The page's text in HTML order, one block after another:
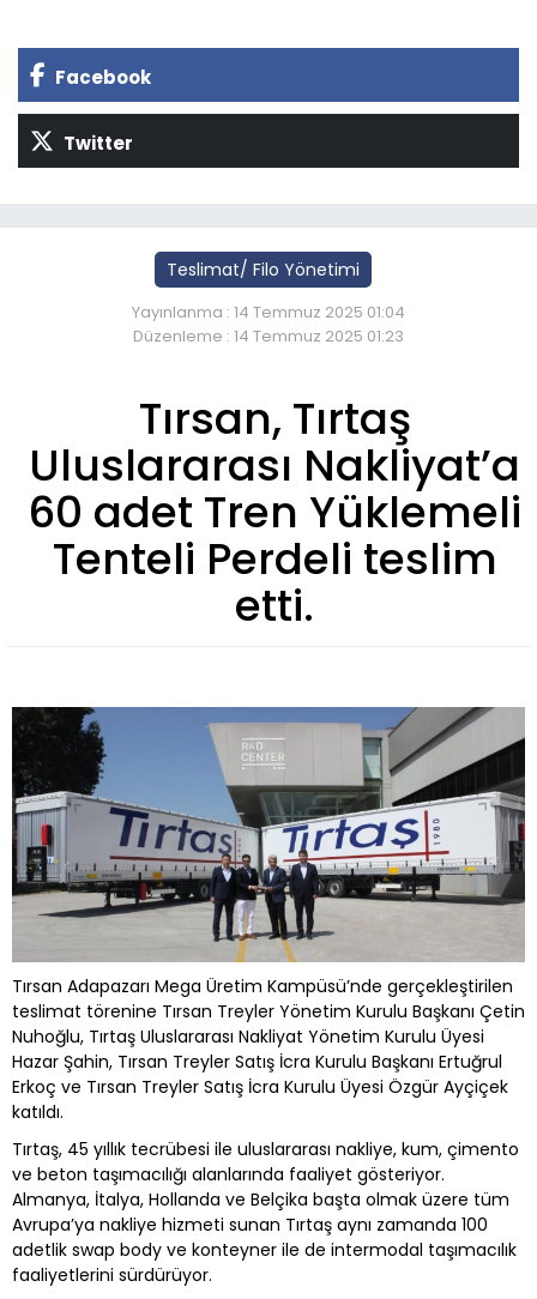
Facebook
Twitter
Teslimat/ Filo Yönetimi
Yayınlanma : 14 Temmuz 2025 01:04
Düzenleme : 14 Temmuz 2025 01:23
Tırsan, Tırtaş
Uluslararası Nakliyat’a
60 adet Tren Yüklemeli
Tenteli Perdeli teslim
etti.
Tırsan Adapazarı Mega Üretim Kampüsü’nde gerçekleştirilen
teslimat törenine Tırsan Treyler Yönetim Kurulu Başkanı Çetin
Nuhoğlu, Tırtaş Uluslararası Nakliyat Yönetim Kurulu Üyesi
Hazar Şahin, Tırsan Treyler Satış İcra Kurulu Başkanı Ertuğrul
Erkoç ve Tırsan Treyler Satış İcra Kurulu Üyesi Özgür Ayçiçek
katıldı.
Tırtaş, 45 yıllık tecrübesi ile uluslararası nakliye, kum, çimento
ve beton taşımacılığı alanlarında faaliyet gösteriyor.
Almanya, İtalya, Hollanda ve Belçika başta olmak üzere tüm
Avrupa’ya nakliye hizmeti sunan Tırtaş aynı zamanda 100
adetlik swap body ve konteyner ile de intermodal taşımacılık
faaliyetlerini sürdürüyor.